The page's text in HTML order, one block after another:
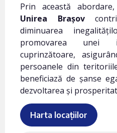
Prin această abordare,
Unirea Brașov
diminuarea
promovarea unei
cuprinzătoare,
persoanele din
beneficiază de șanse
dezvoltarea și
Harta locațiilor